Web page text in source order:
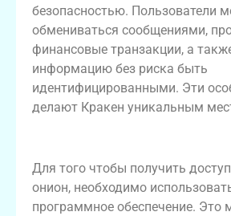
безопасностью. Пользователи
обмениваться сообщениями,
финансовые транзакции, а
информацию без риска быть
идентифицированными. Эти
делают Кракен уникальным
Для того чтобы получить
онион, необходимо
программное обеспечение. Это